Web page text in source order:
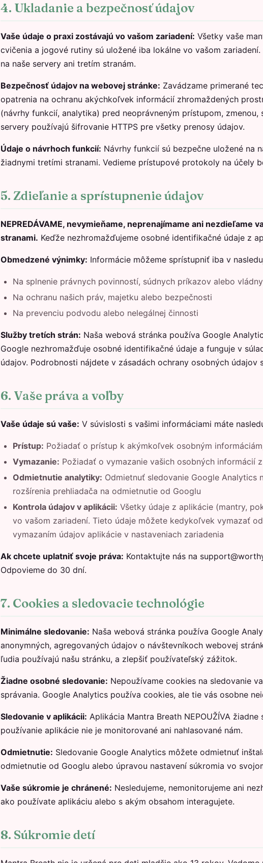
4. Ukladanie a bezpečnosť údajov
Vaše údaje o praxi zostávajú vo vašom zariadení: Všetky vaše
cvičenia a jogové rutiny sú uložené iba lokálne vo vašom
na naše servery ani tretím stranám.
Bezpečnosť údajov na webovej stránke: Zavádzame primerané
opatrenia na ochranu akýchkoľvek informácií zhromaždených
(návrhy funkcií, analytika) pred neoprávneným prístupom, zmenou,
servery používajú šifrovanie HTTPS pre všetky prenosy údajov.
Údaje o návrhoch funkcií: Návrhy funkcií sú bezpečne uložené na
žiadnymi tretími stranami. Vedieme prístupové protokoly na účely
5. Zdieľanie a sprístupnenie údajov
NEPREDÁVAME, nevymieňame, neprenajímame ani nezdieľame
stranami. Keďže nezhromažďujeme osobné identifikačné údaje z
Obmedzené výnimky: Informácie môžeme sprístupniť iba v
Na splnenie právnych povinností, súdnych príkazov alebo
Na ochranu našich práv, majetku alebo bezpečnosti
Na prevenciu podvodu alebo nelegálnej činnosti
Služby tretích strán: Naša webová stránka používa Google
Google nezhromažďuje osobné identifikačné údaje a funguje v
údajov. Podrobnosti nájdete v zásadách ochrany osobných údajov
6. Vaše práva a voľby
Vaše údaje sú vaše: V súvislosti s vašimi informáciami máte
Prístup: Požiadať o prístup k akýmkoľvek osobným
Vymazanie: Požiadať o vymazanie vašich osobných informácií
Odmietnutie analytiky: Odmietnuť sledovanie Google Analytics
rozšírenia prehliadača na odmietnutie od Googlu
Kontrola údajov v aplikácii: Všetky údaje z aplikácie (mantry,
vo vašom zariadení. Tieto údaje môžete kedykoľvek vymazať
vymazaním údajov aplikácie v nastaveniach zariadenia
Ak chcete uplatniť svoje práva: Kontaktujte nás na
Odpovieme do 30 dní.
7. Cookies a sledovacie technológie
Minimálne sledovanie: Naša webová stránka používa Google
anonymných, agregovaných údajov o návštevníkoch webovej
ľudia používajú našu stránku, a zlepšiť používateľský zážitok.
Žiadne osobné sledovanie: Nepoužívame cookies na sledovanie
správania. Google Analytics používa cookies, ale tie vás osobne
Sledovanie v aplikácii: Aplikácia Mantra Breath NEPOUŽÍVA
používanie aplikácie nie je monitorované ani nahlasované nám.
Odmietnutie: Sledovanie Google Analytics môžete odmietnuť
odmietnutie od Googlu alebo úpravou nastavení súkromia vo
Vaše súkromie je chránené: Nesledujeme, nemonitorujeme ani
ako používate aplikáciu alebo s akým obsahom interagujete.
8. Súkromie detí